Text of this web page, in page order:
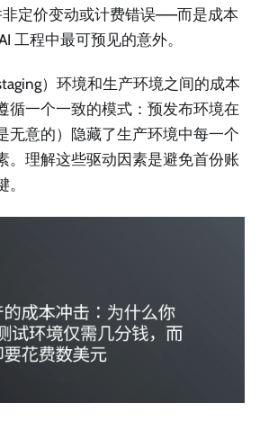
定价变动或计费错误——而是成本
工程中最可预见的意外。
）环境和生产环境之间的成本
循一个一致的模式：预发布环境在
无意的）隐藏了生产环境中每一个
。理解这些驱动因素是避免首份账